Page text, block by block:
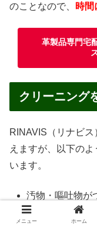
のことなので、
時間
革製品専門宅
クリーニング
RINAVIS（リナビ
えますが、以下の
います。
汚物・嘔吐物が
ペットが使用し
メニュー ホーム